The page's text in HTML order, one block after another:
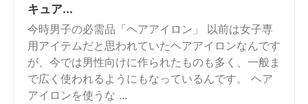
キュア...
今時男子の必需品「ヘアアイロン」 以前は女子専
用アイテムだと思われていたヘアアイロンなんです
が、今では男性向けに作られたものも多く、一般ま
で広く使われるようにもなっているんです。 ヘア
アイロンを使うな ...